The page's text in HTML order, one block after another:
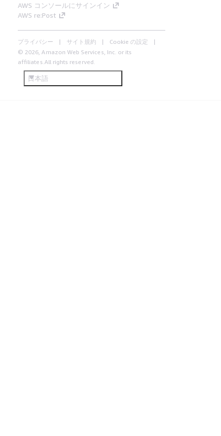
AWS コンソールにサインイン
AWS re:Post
プライバシー サイト規約
Cookie の設定
© 2026, Amazon Web Services, Inc. or its
affiliates.All rights reserved.
日本語